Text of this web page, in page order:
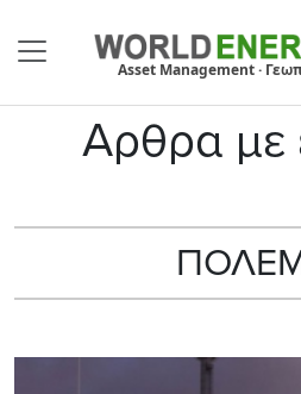
Asset Management ·
Αρθρα με